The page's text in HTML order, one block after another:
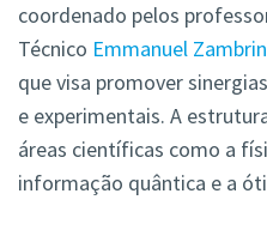
coordenado pelos
Técnico Emmanuel
que visa promover
e experimentais. A
áreas científicas como a
informação quântica e a